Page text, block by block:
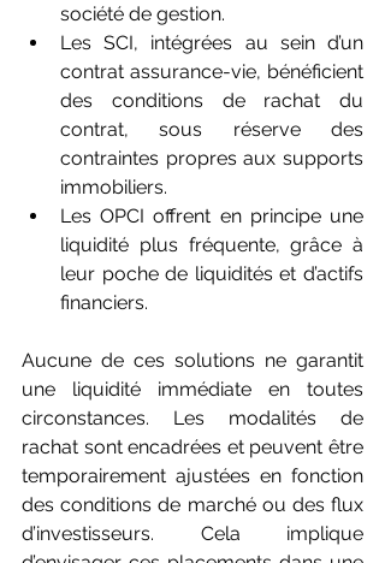
société de gestion.
Les SCI, intégrées au sein d’un
contrat assurance-vie, bénéficient
des conditions de rachat du
contrat, sous réserve des
contraintes propres aux supports
immobiliers.
Les OPCI offrent en principe une
liquidité plus fréquente, grâce à
leur poche de liquidités et d’actifs
financiers.
Aucune de ces solutions ne garantit
une liquidité immédiate en toutes
circonstances. Les modalités de
rachat sont encadrées et peuvent être
temporairement ajustées en fonction
des conditions de marché ou des flux
d’investisseurs. Cela implique